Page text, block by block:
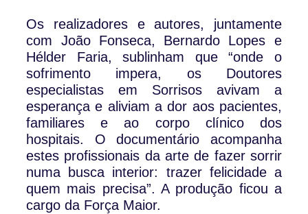
Os realizadores e autores, juntamente
com João Fonseca, Bernardo Lopes e
Hélder Faria, sublinham que “onde o
sofrimento impera, os Doutores
especialistas em Sorrisos avivam a
esperança e aliviam a dor aos pacientes,
familiares e ao corpo clínico dos
hospitais. O documentário acompanha
estes profissionais da arte de fazer sorrir
numa busca interior: trazer felicidade a
quem mais precisa”. A produção ficou a
cargo da Força Maior.